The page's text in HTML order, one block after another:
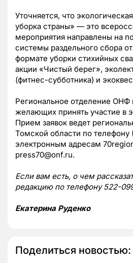
Уточняется, что
уборка страны» — это
мероприятия направлены на
системы раздельного сбора
формате уборки стихийных
акции «Чистый берег»,
(фитнес-субботника) и
Региональное отделение ОНФ
желающих принять участие в
Прием заявок ведет
Томской области по телефону
электронным адресам
press70@onf.ru.
Если вам есть, о чем
редакцию по телефону 522-
Екатерина Руденко
Поделиться новостью: